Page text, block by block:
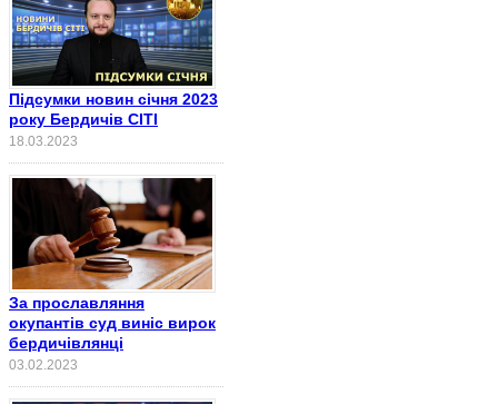
Підсумки новин січня 2023
року Бердичів СІТІ
18.03.2023
За прославляння
окупантів суд виніс вирок
бердичівлянці
03.02.2023